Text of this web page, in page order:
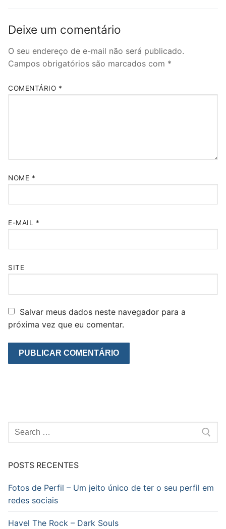
Deixe um comentário
O seu endereço de e-mail não será publicado.
Campos obrigatórios são marcados com *
COMENTÁRIO *
NOME *
E-MAIL *
SITE
Salvar meus dados neste navegador para a
próxima vez que eu comentar.
Pesquisar
por:
POSTS RECENTES
Fotos de Perfil – Um jeito único de ter o seu perfil em
redes sociais
Havel The Rock – Dark Souls